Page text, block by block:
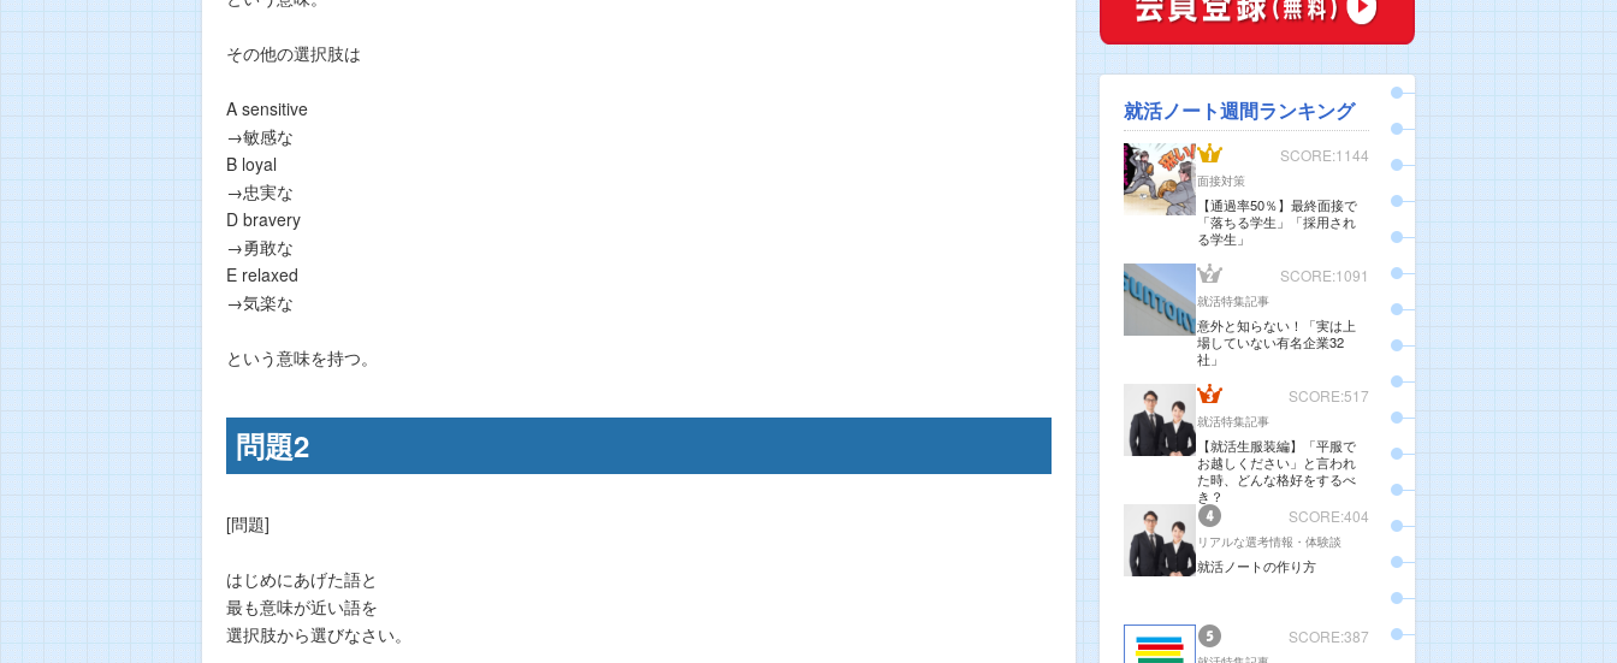
その他の選択肢は
A sensitive
→敏感な
B loyal
→忠実な
D bravery
→勇敢な
E relaxed
→気楽な
という意味を持つ。
問題2
[問題]
はじめにあげた語と
最も意味が近い語を
選択肢から選びなさい。
就活ノート週間ランキング
SCORE:1144
面接対策
【通過率50％】最終面接で
「落ちる学生」「採用され
る学生」
SCORE:1091
就活特集記事
意外と知らない！「実は上
場していない有名企業32
社」
SCORE:517
就活特集記事
【就活生服装編】「平服で
お越しください」と言われ
た時、どんな格好をするべ
き？
SCORE:404
リアルな選考情報・体験談
就活ノートの作り方
SCORE:387